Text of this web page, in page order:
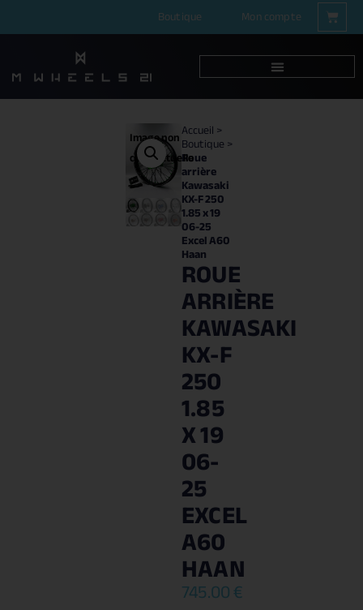
Boutique Mon compte
Image non
contractuelle
Accueil>
Boutique>
Roue
arrière
Kawasaki
KX-F 250
1.85 x 19
06-25
Excel A60
Haan
ROUE
ARRIÈRE
KAWASAKI
KX-F
250
1.85
X 19
06-
25
EXCEL
A60
HAAN
745.00€